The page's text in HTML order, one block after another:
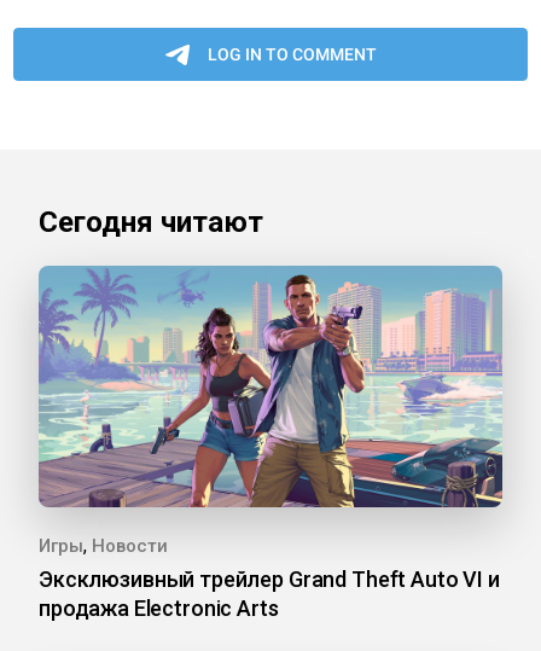
Сегодня читают
Игры, Новости
Эксклюзивный трейлер Grand Theft Auto VI и
продажа Electronic Arts